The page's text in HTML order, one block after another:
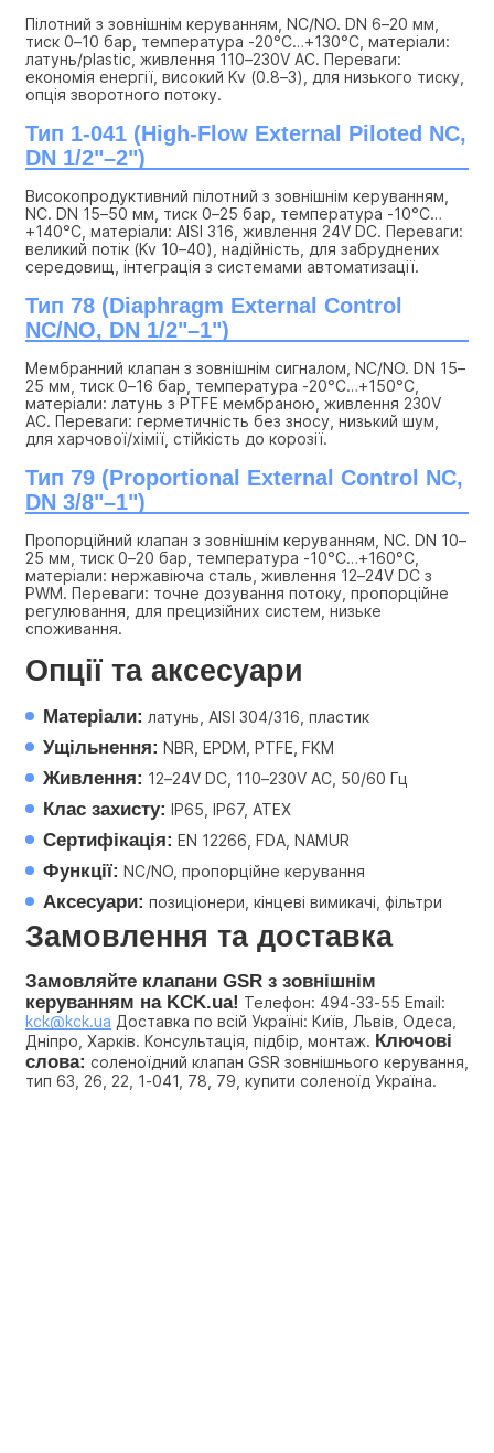
Пілотний з зовнішнім керуванням, NC/NO. DN 6–20 мм,
тиск 0–10 бар, температура -20°C…+130°C, матеріали:
латунь/plastic, живлення 110–230V AC. Переваги:
економія енергії, високий Kv (0.8–3), для низького тиску,
опція зворотного потоку.
Тип 1-041 (High-Flow External Piloted NC,
DN 1/2"–2")
Високопродуктивний пілотний з зовнішнім керуванням,
NC. DN 15–50 мм, тиск 0–25 бар, температура -10°C…
+140°C, матеріали: AISI 316, живлення 24V DC. Переваги:
великий потік (Kv 10–40), надійність, для забруднених
середовищ, інтеграція з системами автоматизації.
Тип 78 (Diaphragm External Control
NC/NO, DN 1/2"–1")
Мембранний клапан з зовнішнім сигналом, NC/NO. DN 15–
25 мм, тиск 0–16 бар, температура -20°C…+150°C,
матеріали: латунь з PTFE мембраною, живлення 230V
AC. Переваги: герметичність без зносу, низький шум,
для харчової/хімії, стійкість до корозії.
Тип 79 (Proportional External Control NC,
DN 3/8"–1")
Пропорційний клапан з зовнішнім керуванням, NC. DN 10–
25 мм, тиск 0–20 бар, температура -10°C…+160°C,
матеріали: нержавіюча сталь, живлення 12–24V DC з
PWM. Переваги: точне дозування потоку, пропорційне
регулювання, для прецизійних систем, низьке
споживання.
Опції та аксесуари
Матеріали: латунь, AISI 304/316, пластик
Ущільнення: NBR, EPDM, PTFE, FKM
Живлення: 12–24V DC, 110–230V AC, 50/60 Гц
Клас захисту: IP65, IP67, ATEX
Сертифікація: EN 12266, FDA, NAMUR
Функції: NC/NO, пропорційне керування
Аксесуари: позиціонери, кінцеві вимикачі, фільтри
Замовлення та доставка
Замовляйте клапани GSR з зовнішнім
керуванням на KCK.ua! Телефон: 494-33-55 Email:
kck@kck.ua Доставка по всій Україні: Київ, Львів, Одеса,
Дніпро, Харків. Консультація, підбір, монтаж. Ключові
слова: соленоїдний клапан GSR зовнішнього керування,
тип 63, 26, 22, 1-041, 78, 79, купити соленоїд Україна.